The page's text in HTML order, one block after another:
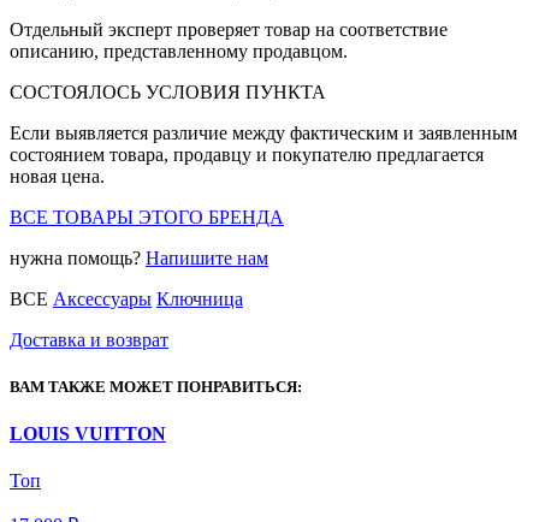
Отдельный эксперт проверяет товар на соответствие
описанию, представленному продавцом.
СОСТОЯЛОСЬ УСЛОВИЯ ПУНКТА
Если выявляется различие между фактическим и заявленным
состоянием товара, продавцу и покупателю предлагается
новая цена.
ВСЕ ТОВАРЫ ЭТОГО БРЕНДА
нужна помощь? Напишите нам
ВСЕ Аксессуары Ключница
Доставка и возврат
ВАМ ТАКЖЕ МОЖЕТ ПОНРАВИТЬСЯ:
LOUIS VUITTON
Топ